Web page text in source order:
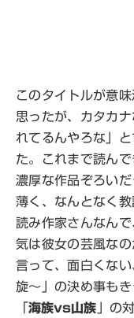
このタイトルが意
思ったが、カタカ
れてるんやろな」
た。これまで読ん
濃厚な作品ぞろい
薄く、なんとなく
読み作家さんなん
気は彼女の芸風な
言って、面白くな
旋～」の決め事もき
「海族vs山族 」の